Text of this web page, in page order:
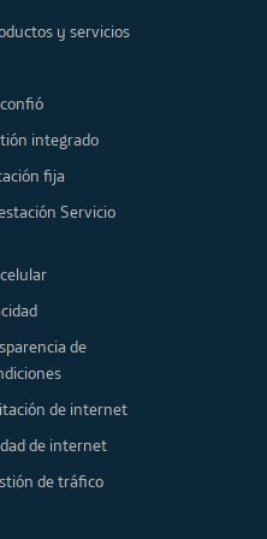
y servicios
integrado
fija
Servicio
de
de internet
de internet
de tráfico